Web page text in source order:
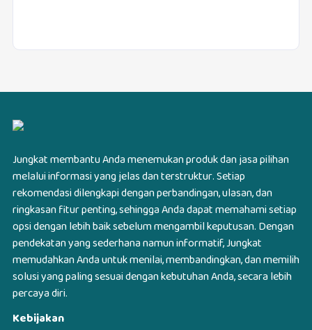
Jungkat membantu Anda menemukan produk dan jasa pilihan
melalui informasi yang jelas dan terstruktur. Setiap
rekomendasi dilengkapi dengan perbandingan, ulasan, dan
ringkasan fitur penting, sehingga Anda dapat memahami setiap
opsi dengan lebih baik sebelum mengambil keputusan. Dengan
pendekatan yang sederhana namun informatif, Jungkat
memudahkan Anda untuk menilai, membandingkan, dan memilih
solusi yang paling sesuai dengan kebutuhan Anda, secara lebih
percaya diri.
Kebijakan